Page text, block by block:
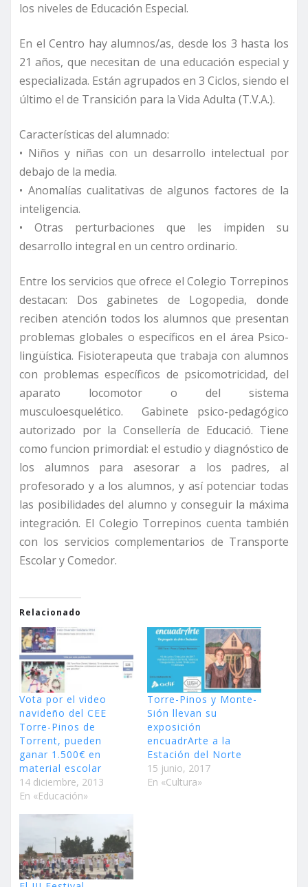
los niveles de Educación Especial.
En el Centro hay alumnos/as, desde los 3 hasta los
21 años, que necesitan de una educación especial y
especializada. Están agrupados en 3 Ciclos, siendo el
último el de Transición para la Vida Adulta (T.V.A.).
Características del alumnado:
• Niños y niñas con un desarrollo intelectual por
debajo de la media.
• Anomalías cualitativas de algunos factores de la
inteligencia.
• Otras perturbaciones que les impiden su
desarrollo integral en un centro ordinario.
Entre los servicios que ofrece el Colegio Torrepinos
destacan: Dos gabinetes de Logopedia, donde
reciben atención todos los alumnos que presentan
problemas globales o específicos en el área Psico-
lingüística. Fisioterapeuta que trabaja con alumnos
con problemas específicos de psicomotricidad, del
aparato locomotor o del sistema
musculoesquelético. Gabinete psico-pedagógico
autorizado por la Consellería de Educació. Tiene
como funcion primordial: el estudio y diagnóstico de
los alumnos para asesorar a los padres, al
profesorado y a los alumnos, y así potenciar todas
las posibilidades del alumno y conseguir la máxima
integración. El Colegio Torrepinos cuenta también
con los servicios complementarios de Transporte
Escolar y Comedor.
Relacionado
Vota por el video
navideño del CEE
Torre-Pinos de
Torrent, pueden
ganar 1.500€ en
material escolar
14 diciembre, 2013
En «Educación»
Torre-Pinos y Monte-
Sión llevan su
exposición
encuadrArte a la
Estación del Norte
15 junio, 2017
En «Cultura»